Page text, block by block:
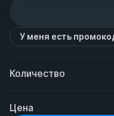
У меня есть
Количество
Цена